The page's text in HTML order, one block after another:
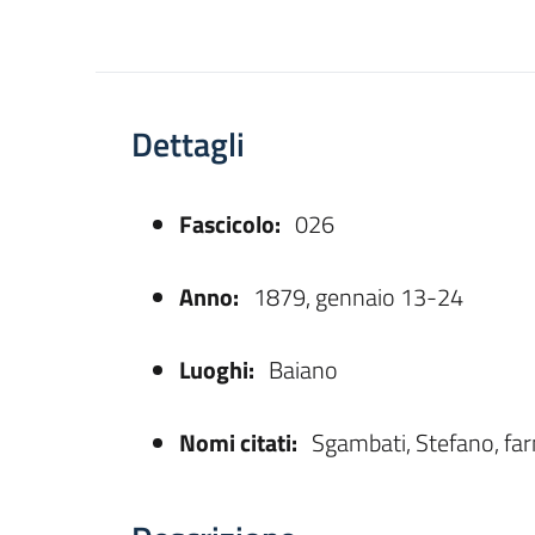
Dettagli
Fascicolo: 026
Anno: 1879, gennaio 13-24
Luoghi: Baiano
Nomi citati: Sgambati, Stefano,